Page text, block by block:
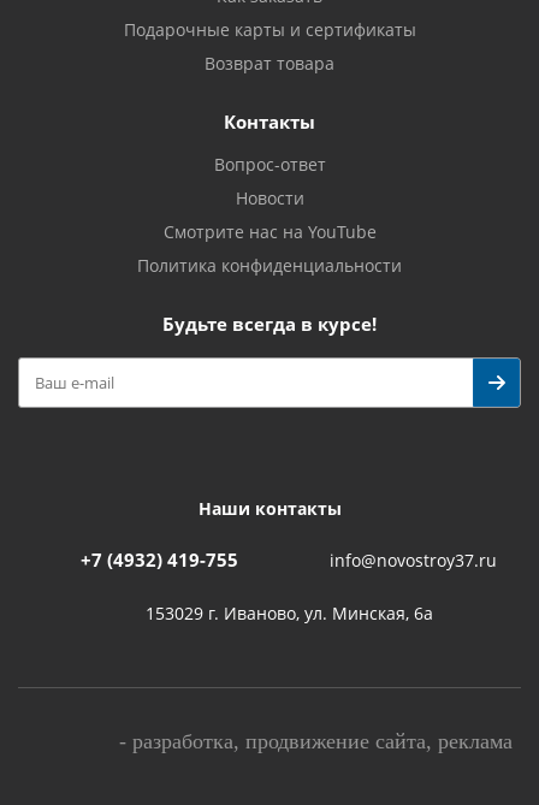
Подарочные карты и сертификаты
Возврат товара
Контакты
Вопрос-ответ
Новости
Смотрите нас на YouTube
Политика конфиденциальности
Будьте всегда в курсе!
Наши контакты
+7 (4932) 419-755 info@novostroy37.ru
153029 г. Иваново, ул. Минская, 6а
- разработка, продвижение сайта, реклама